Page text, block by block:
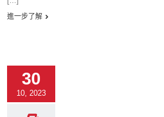
進一步了解
30
10, 2023